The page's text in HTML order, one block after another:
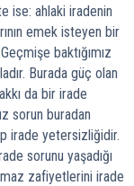
ise: ahlaki iradenin
emek isteyen bir
baktığımız
Burada güç olan
da bir irade
sorun buradan
irade yetersizliğidir.
sorunu yaşadığı
zafiyetlerini irade